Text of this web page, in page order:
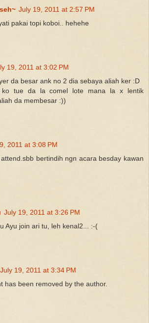
July 19, 2011 at 2:57 PM
pakai topi koboi.. hehehe
19, 2011 at 3:02 PM
da besar ank no 2 dia sebaya aliah ker :D
ko tue da la comel lote mana la x lentik
da membesar :))
2011 at 3:08 PM
bertindih ngn acara besday kawan
July 19, 2011 at 3:26 PM
Ayu join ari tu, leh kenal2... :-(
July 19, 2011 at 3:34 PM
has been removed by the author.